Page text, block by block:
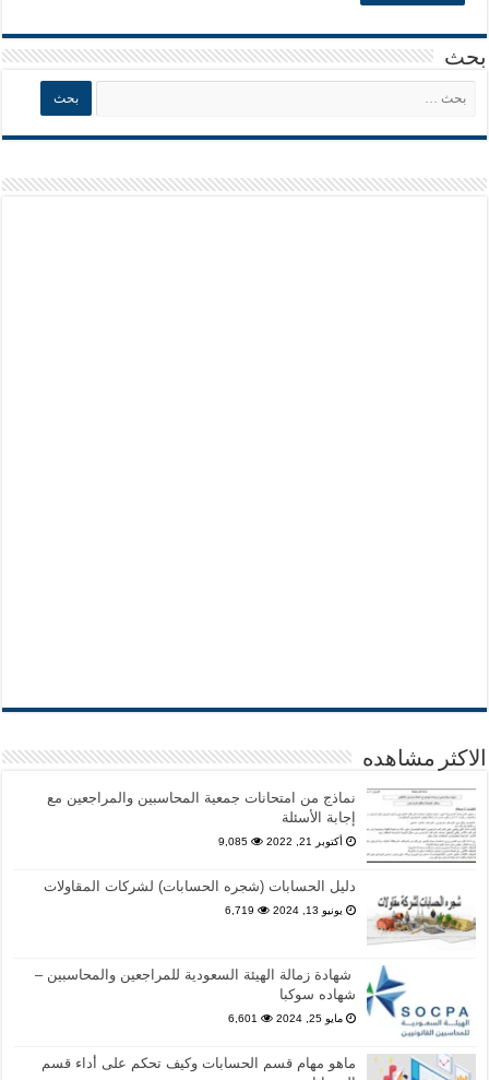
بحث
الاكثر مشاهده
نماذج من امتحانات جمعية المحاسبين والمراجعين مع
إجابة الأسئلة
أكتوبر 21, 2022 9,085
دليل الحسابات (شجره الحسابات) لشركات المقاولات
يونيو 13, 2024 6,719
شهادة زمالة الهيئة السعودية للمراجعين والمحاسبين –
شهاده سوكبا
مايو 25, 2024 6,601
ماهو مهام قسم الحسابات وكيف تحكم على أداء قسم